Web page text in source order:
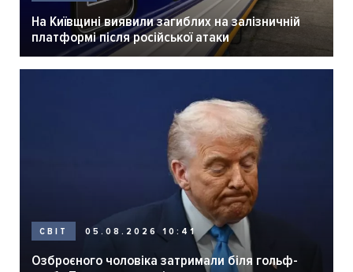
На Київщині виявили загиблих на залізничній
платформі після російської атаки
СВІТ 05.08.2026 10:41
Озброєного чоловіка затримали біля гольф-